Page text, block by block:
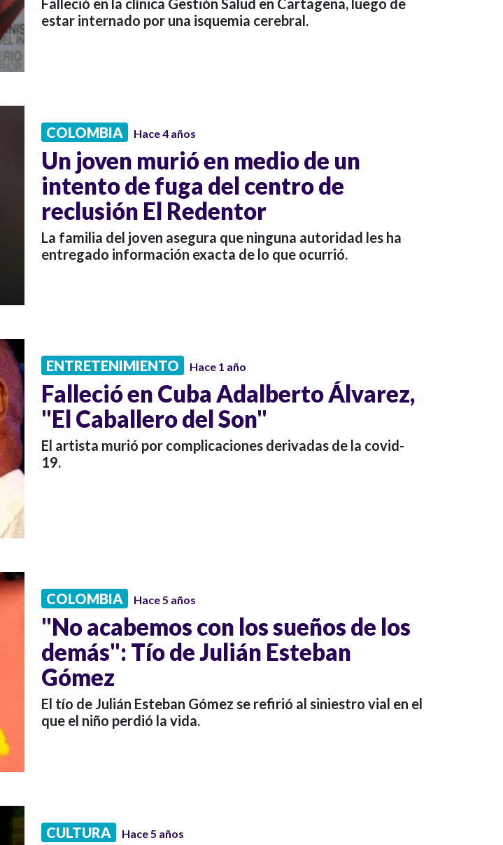
Falleció en la clínica Gestión Salud en Cartagena, luego de
estar internado por una isquemia cerebral.
COLOMBIA Hace 4 años
Un joven murió en medio de un
intento de fuga del centro de
reclusión El Redentor
La familia del joven asegura que ninguna autoridad les ha
entregado información exacta de lo que ocurrió.
ENTRETENIMIENTO Hace 1 año
Falleció en Cuba Adalberto Álvarez,
"El Caballero del Son"
El artista murió por complicaciones derivadas de la covid-
19.
COLOMBIA Hace 5 años
"No acabemos con los sueños de los
demás": Tío de Julián Esteban
Gómez
El tío de Julián Esteban Gómez se refirió al siniestro vial en el
que el niño perdió la vida.
CULTURA Hace 5 años